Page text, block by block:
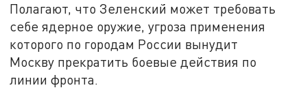
Полагают, что Зеленский может требовать
себе ядерное оружие, угроза применения
которого по городам России вынудит
Москву прекратить боевые действия по
линии фронта.